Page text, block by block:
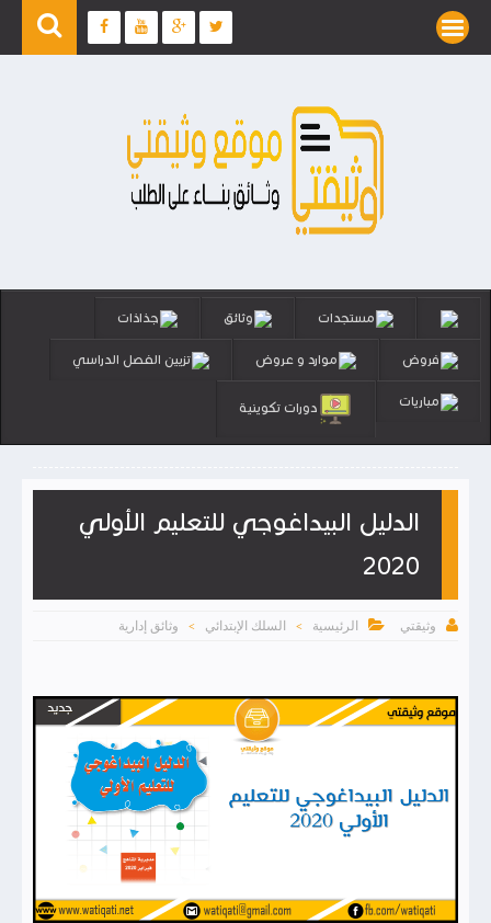
مستجدات وثائق جذاذات
فروض موارد و عروض تزيين الفصل الدراسي
مباريات دورات تكوينية
الدليل البيداغوجي للتعليم الأولي
2020
 وثيقتي  الرئيسية > السلك الإبتدائي > وثائق إدارية